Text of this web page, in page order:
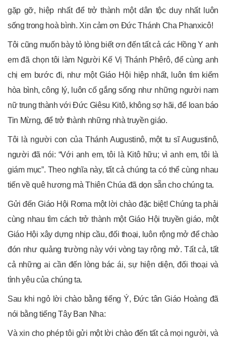
gặp gỡ, hiệp nhất để trở thành một dân tộc duy nhất luôn
sống trong hoà bình. Xin cảm ơn Đức Thánh Cha Phanxicô!
Tôi cũng muốn bày tỏ lòng biết ơn đến tất cả các Hồng Y anh
em đã chọn tôi làm Người Kế Vị Thánh Phêrô, để cùng anh
chị em bước đi, như một Giáo Hội hiệp nhất, luôn tìm kiếm
hòa bình, công lý, luôn cố gắng sống như những người nam
nữ trung thành với Đức Giêsu Kitô, không sợ hãi, để loan báo
Tin Mừng, để trở thành những nhà truyền giáo.
Tôi là người con của Thánh Augustinô, một tu sĩ Augustinô,
người đã nói: “Với anh em, tôi là Kitô hữu; vì anh em, tôi là
giám mục”. Theo nghĩa này, tất cả chúng ta có thể cùng nhau
tiến về quê hương mà Thiên Chúa đã dọn sẵn cho chúng ta.
Gửi đến Giáo Hội Roma một lời chào đặc biệt! Chúng ta phải
cùng nhau tìm cách trở thành một Giáo Hội truyền giáo, một
Giáo Hội xây dựng nhịp cầu, đối thoại, luôn rộng mở để chào
đón như quảng trường này với vòng tay rộng mở. Tất cả, tất
cả những ai cần đến lòng bác ái, sự hiện diện, đối thoại và
tình yêu của chúng ta.
Sau khi ngỏ lời chào bằng tiếng Ý, Đức tân Giáo Hoàng đã
nói bằng tiếng Tây Ban Nha:
Và xin cho phép tôi gửi một lời chào đến tất cả mọi người, và